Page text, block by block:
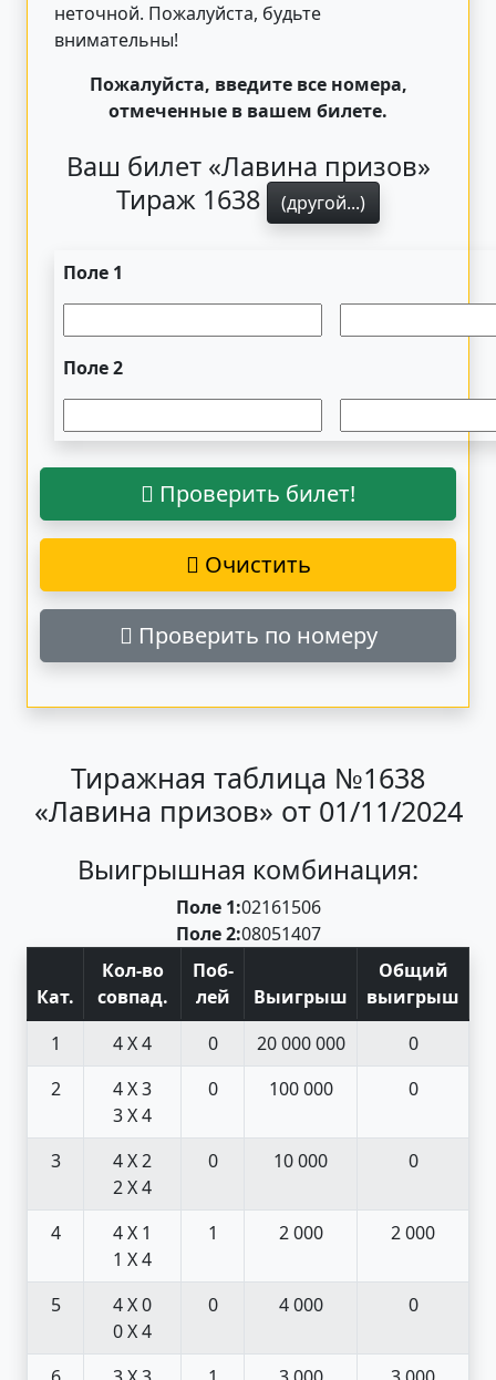
неточной. Пожалуйста, будьте
внимательны!
Пожалуйста, введите все номера,
отмеченные в вашем билете.
Ваш билет «Лавина призов»
Тираж 1638
(другой...)
Поле 1
Поле 2
Проверить билет!
Очистить
Проверить по номеру
Тиражная таблица №1638
«Лавина призов» от 01/11/2024
Выигрышная комбинация:
Поле 1:02161506
Поле 2:08051407
Кат.
Кол-во
совпад.
Поб-
лей
Выигрыш
Общий
выигрыш
1
4 X 4 0 20 000 000
0
2
4 X 3
3 X 4
0 100 000 0
3
4 X 2
2 X 4
0 10 000 0
4
4 X 1
1 X 4
1 2 000 2 000
5
4 X 0
0 X 4
0 4 000 0